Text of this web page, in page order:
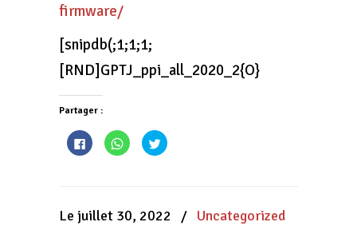
firmware/
[snipdb(;1;1;1;
[RND]GPTJ_ppi_all_2020_2{O}
Partager :
Cliquez
pour
partager
nouvelle
fenêtre)
Cliquez
pour
partager
fenêtre)
Cliquez
pour
fenêtre)
Le juillet 30, 2022 / Uncategorized